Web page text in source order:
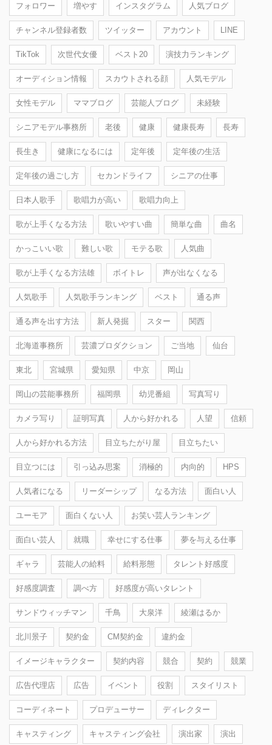
フォロワー 増やす インスタグラム 人気ブログ
チャンネル登録者数 ツイッター アカウント LINE
TikTok 次世代女優 ベスト20 演技力ランキング
オーディション情報 スカウトされる顔 人気モデル
女性モデル ママブログ 芸能人ブログ 未経験
シニアモデル事務所 老後 健康 健康長寿 長寿
長生き 健康になるには 定年後 定年後の生活
定年後の過ごし方 セカンドライフ シニアの仕事
日本人歌手 歌唱力が高い 歌唱力向上
歌が上手くなる方法 歌いやすい曲 簡単な曲 曲名
かっこいい歌 難しい歌 モテる歌 人気曲
歌が上手くなる方法雄 ボイトレ 声が出なくなる
人気歌手 人気歌手ランキング ベスト 通る声
通る声を出す方法 新人発掘 スター 関西
北海道事務所 芸濃プロダクション ご当地 仙台
東北 宮城県 愛知県 中京 岡山
岡山の芸能事務所 福岡県 幼児番組 写真写り
カメラ写り 証明写真 人から好かれる 人望 信頼
人から好かれる方法 目立ちたがり屋 目立ちたい
目立つには 引っ込み思案 消極的 内向的 HPS
人気者になる リーダーシップ なる方法 面白い人
ユーモア 面白くない人 お笑い芸人ランキング
面白い芸人 就職 幸せにする仕事 夢を与える仕事
ギャラ 芸能人の給料 給料形態 タレント好感度
好感度調査 調べ方 好感度が高いタレント
サンドウィッチマン 千鳥 大泉洋 綾瀬はるか
北川景子 契約金 CM契約金 違約金
イメージキャラクター 契約内容 競合 契約 競業
広告代理店 広告 イベント 役割 スタイリスト
コーディネート プロデューサー ディレクター
キャスティング キャスティング会社 演出家 演出